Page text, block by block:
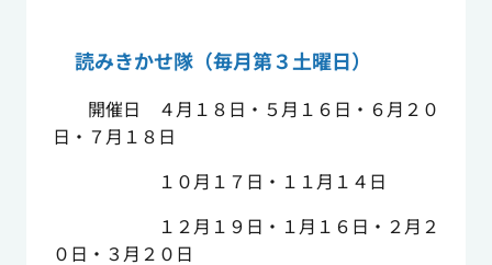
読みきかせ隊（毎月第３土曜日）
開催日 ４月１８日・５月１６日・６月２０
日・７月１８日
１０月１７日・１１月１４日
１２月１９日・１月１６日・２月２
０日・３月２０日